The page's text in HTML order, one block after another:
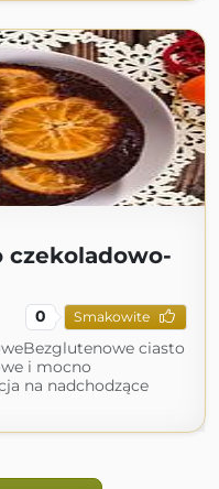
czekoladowo-
0 Smakowite
ciasto
i mocno
na nadchodzące